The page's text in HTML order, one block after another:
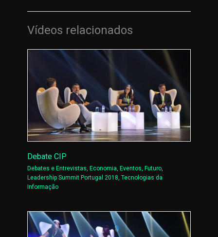
Vídeos relacionados
Debate CIP
Debates e Entrevistas, Economia, Eventos, Futuro,
Leadership Summit Portugal 2018,Tecnologias da
Informação